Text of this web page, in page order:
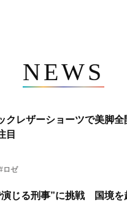
NEWS
クレザーショーツで美
目
ロゼ
演じる刑事”に挑戦 国境を